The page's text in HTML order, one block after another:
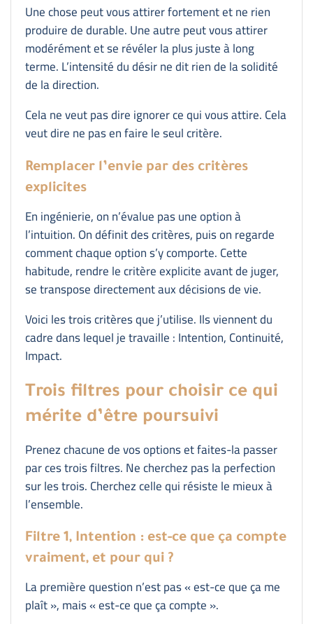
Une chose peut vous attirer fortement et ne rien
produire de durable. Une autre peut vous attirer
modérément et se révéler la plus juste à long
terme. L’intensité du désir ne dit rien de la solidité
de la direction.
Cela ne veut pas dire ignorer ce qui vous attire. Cela
veut dire ne pas en faire le seul critère.
Remplacer l’envie par des critères
explicites
En ingénierie, on n’évalue pas une option à
l’intuition. On définit des critères, puis on regarde
comment chaque option s’y comporte. Cette
habitude, rendre le critère explicite avant de juger,
se transpose directement aux décisions de vie.
Voici les trois critères que j’utilise. Ils viennent du
cadre dans lequel je travaille : Intention, Continuité,
Impact.
Trois filtres pour choisir ce qui
mérite d’être poursuivi
Prenez chacune de vos options et faites-la passer
par ces trois filtres. Ne cherchez pas la perfection
sur les trois. Cherchez celle qui résiste le mieux à
l’ensemble.
Filtre 1, Intention : est-ce que ça compte
vraiment, et pour qui ?
La première question n’est pas « est-ce que ça me
plaît », mais « est-ce que ça compte ».